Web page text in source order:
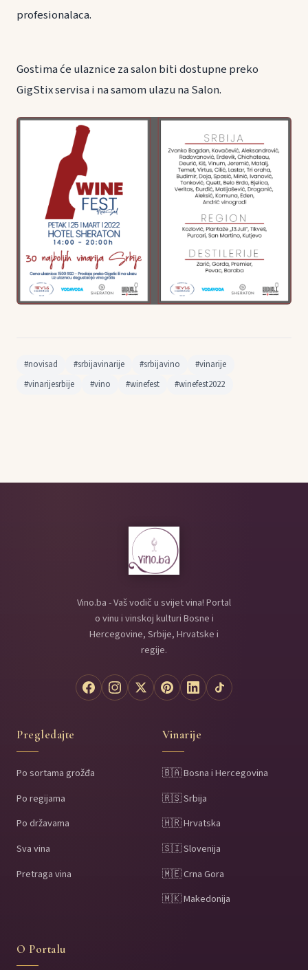
profesionalaca.
Gostima će ulaznice za salon biti dostupne preko
GigStix servisa i na samom ulazu na Salon.
#novisad #srbijavinarije #srbijavino
#vinarije
#vinarijesrbije
#vino #winefest #winefest2022
Vino.ba - Vaš vodič u svijet vina! Portal
o vinu i vinskoj kulturi Bosne i
Hercegovine, Srbije, Hrvatske i
regije.
Pregledajte
Po sortama grožđa
Po regijama
Po državama
Sva vina
Pretraga vina
Vinarije
🇧🇦 Bosna i Hercegovina
🇷🇸 Srbija
🇭🇷 Hrvatska
🇸🇮 Slovenija
🇲🇪 Crna Gora
🇲🇰 Makedonija
O Portalu